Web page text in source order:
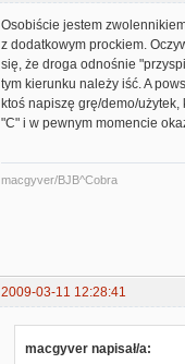
Osobiście jestem
z dodatkowym prockiem.
się, że droga odnośnie
tym kierunku należy iść. A
ktoś napiszę grę/demo/
"C" i w pewnym momencie
macgyver/BJB^Cobra
2009-03-11 12:28:41
macgyver napisał/a: